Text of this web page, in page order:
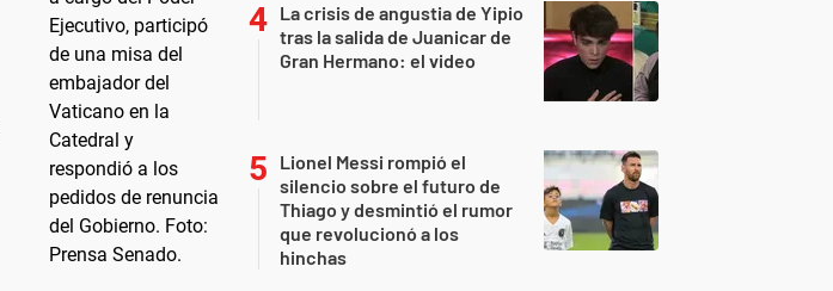
La crisis de angustia de Yipio
tras la salida de Juanicar de
Gran Hermano: el video
Lionel Messi rompió el
silencio sobre el futuro de
Thiago y desmintió el rumor
que revolucionó a los
hinchas